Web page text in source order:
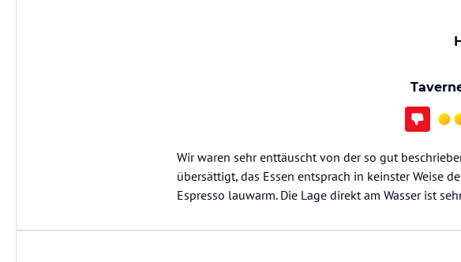
Wir waren sehr enttäuscht von der so gut
übersättigt, das Essen entsprach in keinster Weise
Espresso lauwarm. Die Lage direkt am Wasser ist